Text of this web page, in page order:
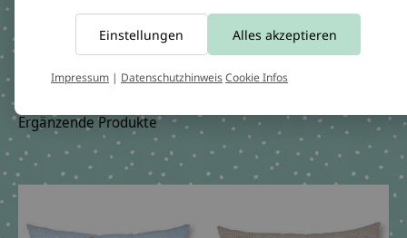
50937 Köln
info@crepes-suzette.net
Ergänzende Produkte
Carousel items
Einstellungen Alles akzeptieren
Impressum | DatenschutzhinweisCookie Infos